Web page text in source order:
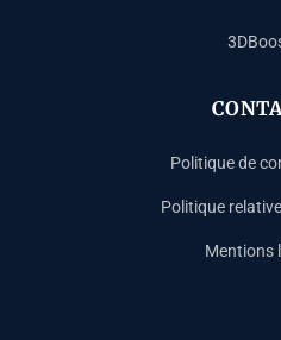
Politique de
Politique
Mentions